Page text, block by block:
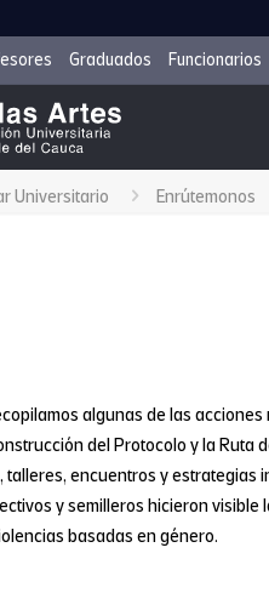
Graduados Funcionarios
Universitario Enrútemonos
algunas de las
del Protocolo y la Ruta
talleres, encuentros y estrategias
y semilleros hicieron visible
basadas en género.